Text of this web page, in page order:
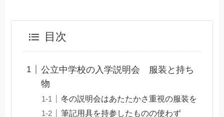
目次
公立中学校の入学説明会 服装と持ち
物
冬の説明会はあたたかさ重視の服装を
筆記用具を持参したものの使わず